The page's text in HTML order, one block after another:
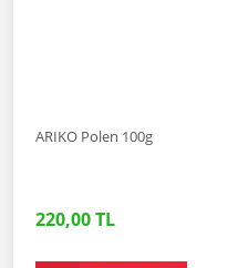
ARIKO Polen 100g
220,00 TL